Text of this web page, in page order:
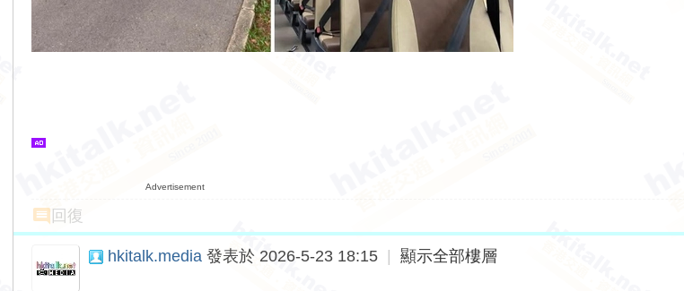
Advertisement
回復
hkitalk.media 發表於 2026-5-23 18:15 顯示全部樓層